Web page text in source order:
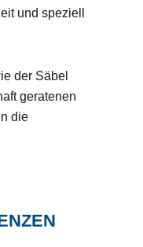
und speziell
der Säbel
geratenen
die